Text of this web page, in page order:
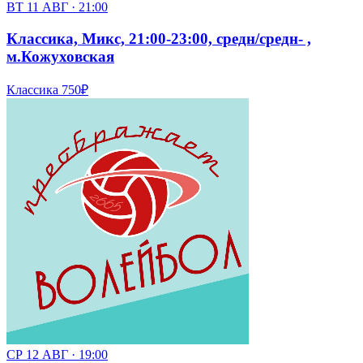
ВТ 11 АВГ · 21:00
Классика, Микс, 21:00-23:00, средн/средн- ,
м.Кожуховская
Классика 750₽
СР 12 АВГ · 19:00